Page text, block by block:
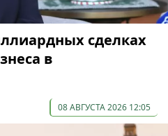
сделках
в
08 АВГУСТА 2026 12:05